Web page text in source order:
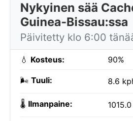
Nykyinen sää
Guinea-Bissau:ssa
Päivitetty klo 6:00
💧 Kosteus: 90%
🌬️ Tuuli: 8.6
🌡️ Ilmanpaine: